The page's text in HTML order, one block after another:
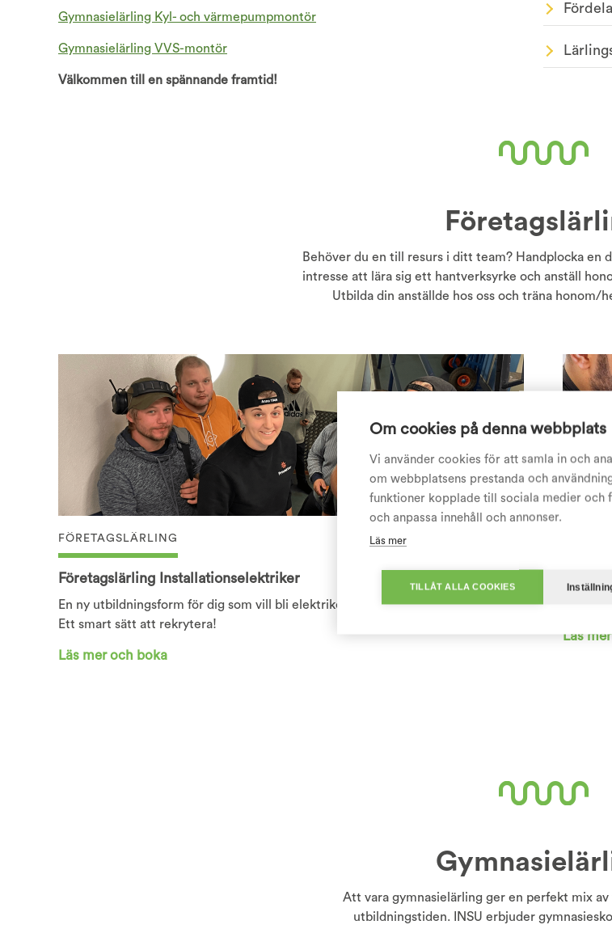
Gymnasielärling Kyl- och värmepumpmontör
Gymnasielärling VVS-montör
Välkommen till en spännande framtid!
Behöver du en till resurs i ditt team? Handplocka en
intresse att lära sig ett hantverksyrke och anställ
Utbilda din anställde hos oss och träna honom/
FÖRETAGSLÄRLING
Företagslärling Installationselektriker
En ny utbildningsform för dig som vill bli elektriker. Ett smidigt sätt att byta yrke.
Ett smart sätt att rekrytera!
Läs mer och boka
Läs
Att vara gymnasielärling ger en perfekt mix
utbildningstiden. INSU erbjuder
Om cookies på denna webbplats
Vi använder cookies för att samla in och
om webbplatsens prestanda och
funktioner kopplade till sociala medier och
och anpassa innehåll och annonser.
Läs mer
TILLÅT ALLA COOKIES